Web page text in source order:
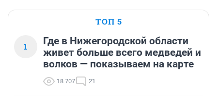
ТОП 5
1
Где в Нижегородской области
живет больше всего медведей и
волков — показываем на карте
18 707 21